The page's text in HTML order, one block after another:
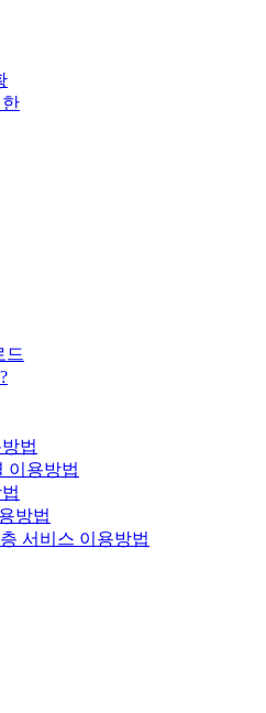
드
법
이용방법
방법
서비스 이용방법